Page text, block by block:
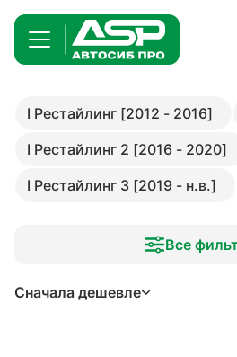
I Рестайлинг [2012 - 2016]
I Рестайлинг 2 [2016 - 2020]
I Рестайлинг 3 [2019 - н.в.]
Все
Сначала дешевле